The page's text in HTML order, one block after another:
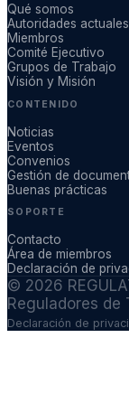
Qué somos
Autoridades actuales
Miembros
Comité Ejecutivo
Grupos de Trabajo
Visión y Misión
CONTENIDO
Noticias
Eventos
Convenios
Gestión de
Buenas prácticas
SOPORTE
Contacto
Área de miembros
Declaración de
© 2026
Reguladores de
Declaración de